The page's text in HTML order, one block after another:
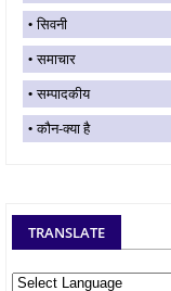
सिवनी
समाचार
सम्पादकीय
कौन-क्या है
TRANSLATE